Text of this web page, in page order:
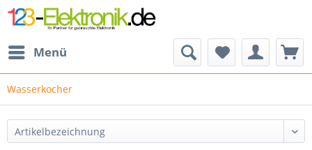
Menü
Wasserkocher